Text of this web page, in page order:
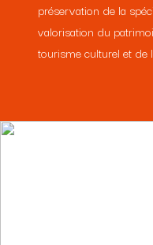
préservation de la
valorisation du
tourisme culturel et de